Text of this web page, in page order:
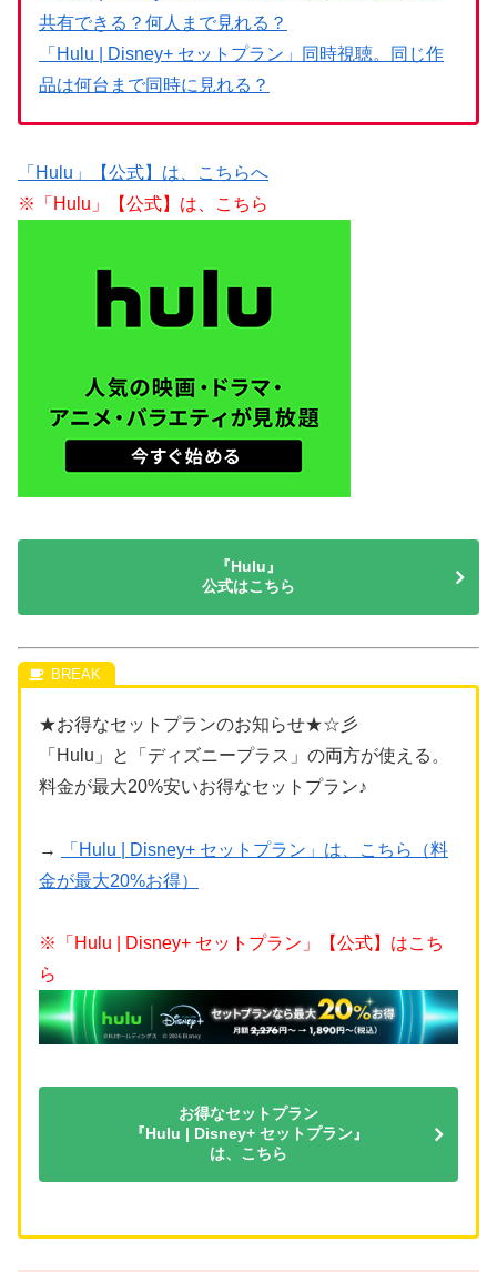
共有できる？何人まで見れる？
「Hulu | Disney+ セットプラン」同時視聴。同じ作
品は何台まで同時に見れる？
「Hulu」【公式】は、こちらへ
※「Hulu」【公式】は、こちら
『Hulu』
公式はこちら
★お得なセットプランのお知らせ★☆彡
「Hulu」と「ディズニープラス」の両方が使える。
料金が最大20%安いお得なセットプラン♪
→
「Hulu | Disney+ セットプラン」は、こちら（料
金が最大20%お得）
※「Hulu | Disney+ セットプラン」【公式】はこち
ら
お得なセットプラン
『Hulu | Disney+ セットプラン』
は、こちら